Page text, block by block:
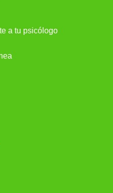
a tu psicólogo